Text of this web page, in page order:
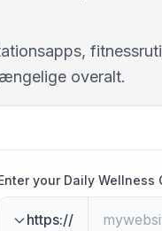
overalt.
your Daily Wellness
https://